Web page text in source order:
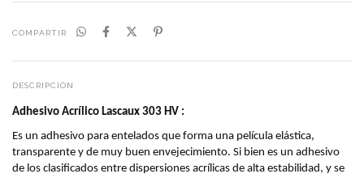
COMPARTIR
DESCRIPCIÓN
Adhesivo Acrílico Lascaux 303 HV :
Es un adhesivo para entelados que forma una película elástica,
transparente y de muy buen envejecimiento. Si bien es un adhesivo
de los clasificados entre dispersiones acrílicas de alta estabilidad, y se